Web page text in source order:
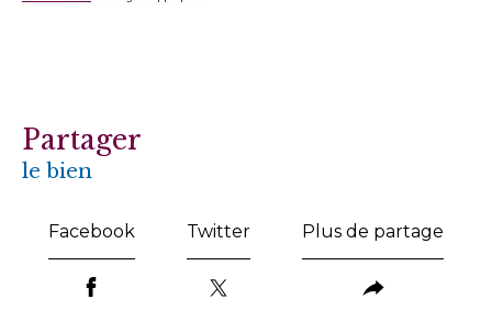
partager
le bien
Facebook Twitter Plus de partage